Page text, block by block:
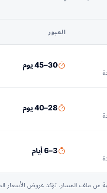
العبور
30–45 يوم
28–40 يوم
3–6 أيام
من ملف المسار. تؤكد عروض الأسعار